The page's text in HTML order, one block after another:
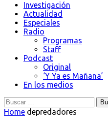
Investigación
Actualidad
Especiales
Radio
Programas
Staff
Podcast
Original
‘Y Ya es Mañana’
En los medios
Buscar:
Home depredadores